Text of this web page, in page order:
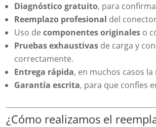
Diagnóstico gratuito, para
Reemplazo profesional del
Uso decomponentes originales o
Pruebas exhaustivas de carga y
correctamente.
Entrega rápida, en muchos casos
Garantía escrita, para que confíes
¿Cómo realizamos el